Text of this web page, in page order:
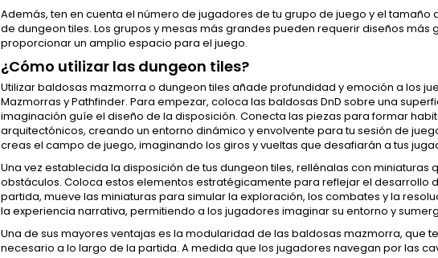
Además, ten en cuenta el número de jugadores de tu grupo de juego y el
de dungeon tiles. Los grupos y mesas más grandes pueden requerir diseños
proporcionar un amplio espacio para el juego.
¿Cómo utilizar las dungeon tiles?
Utilizar baldosas mazmorra o dungeon tiles añade profundidad y emoción a los
Mazmorras y Pathfinder. Para empezar, coloca las baldosas DnD sobre una
imaginación guíe el diseño de la disposición. Conecta las piezas para formar
arquitectónicos, creando un entorno dinámico y envolvente para tu sesión de
creas el campo de juego, imaginando los giros y vueltas que desafiarán a tus
Una vez establecida la disposición de tus dungeon tiles, rellénalas con miniaturas
obstáculos. Coloca estos elementos estratégicamente para reflejar el desarrollo
partida, mueve las miniaturas para simular la exploración, los combates y la
la experiencia narrativa, permitiendo a los jugadores imaginar su entorno y
Una de sus mayores ventajas es la modularidad de las baldosas mazmorra, que
necesario a lo largo de la partida. A medida que los jugadores navegan por las